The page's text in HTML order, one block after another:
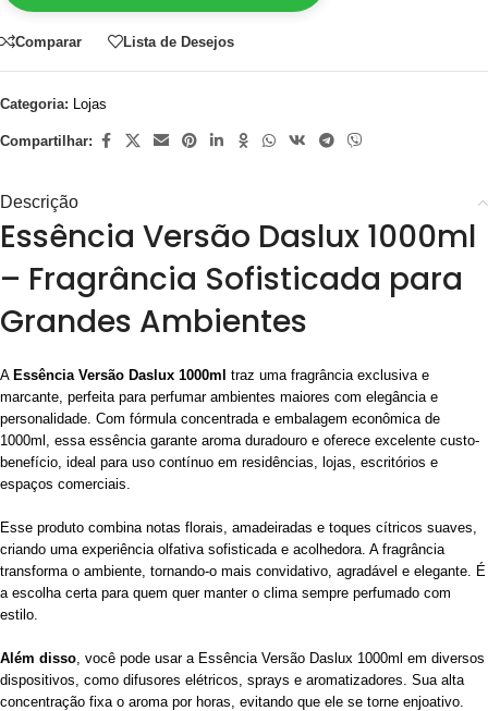
Comparar Lista de Desejos
Categoria: Lojas
Compartilhar:
Descrição
Essência Versão Daslux 1000ml
– Fragrância Sofisticada para
Grandes Ambientes
A Essência Versão Daslux 1000ml traz uma fragrância exclusiva e
marcante, perfeita para perfumar ambientes maiores com elegância e
personalidade. Com fórmula concentrada e embalagem econômica de
1000ml, essa essência garante aroma duradouro e oferece excelente custo-
benefício, ideal para uso contínuo em residências, lojas, escritórios e
espaços comerciais.
Esse produto combina notas florais, amadeiradas e toques cítricos suaves,
criando uma experiência olfativa sofisticada e acolhedora. A fragrância
transforma o ambiente, tornando-o mais convidativo, agradável e elegante. É
a escolha certa para quem quer manter o clima sempre perfumado com
estilo.
Além disso, você pode usar a Essência Versão Daslux 1000ml em diversos
dispositivos, como difusores elétricos, sprays e aromatizadores. Sua alta
concentração fixa o aroma por horas, evitando que ele se torne enjoativo.